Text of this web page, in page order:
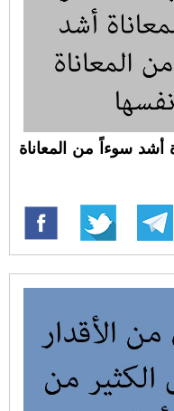
أشد سوءاً من المعاناة